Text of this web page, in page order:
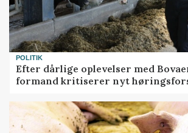
POLITIK
Efter dårlige oplevelser med
formand kritiserer nyt